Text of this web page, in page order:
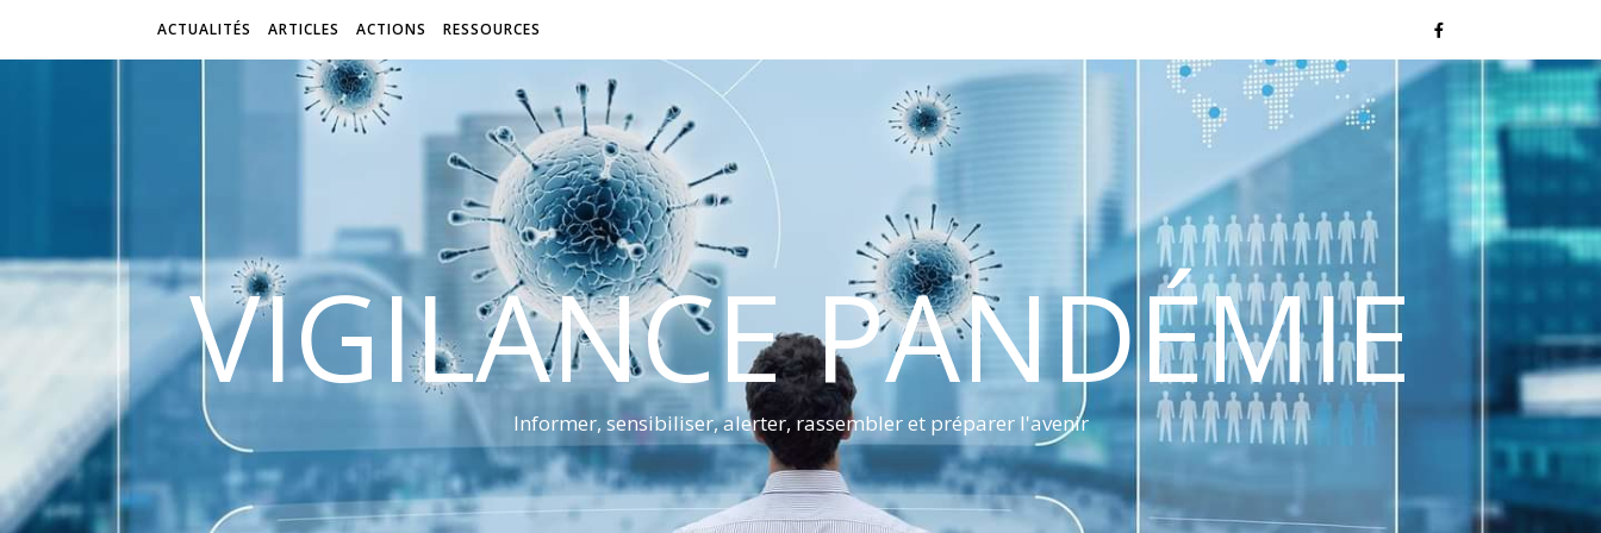
ACTUALITÉS ARTICLES ACTIONS RESSOURCES
VIGILANCE PANDÉMIE
Informer, sensibiliser, alerter, rassembler et préparer l'avenir